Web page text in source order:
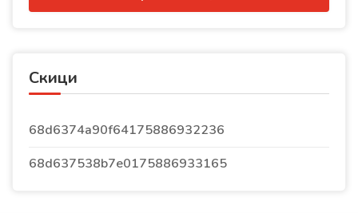
Скици
68d6374a90f64175886932236
68d637538b7e0175886933165